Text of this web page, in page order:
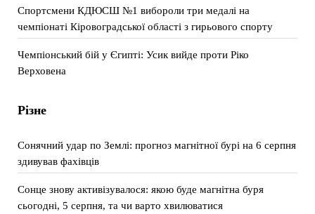
Спортсмени КДЮСШ №1 вибороли три медалі на
чемпіонаті Кіровоградської області з гирьового спорту
Чемпіонський бій у Єгипті: Усик вийде проти Ріко
Верховена
Різне
Сонячний удар по Землі: прогноз магнітної бурі на 6 серпня
здивував фахівців
Сонце знову активізувалося: якою буде магнітна буря
сьогодні, 5 серпня, та чи варто хвилюватися